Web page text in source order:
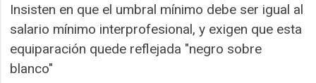
Insisten en que el umbral mínimo debe ser igual al
salario mínimo interprofesional, y exigen que esta
equiparación quede reflejada "negro sobre
blanco"